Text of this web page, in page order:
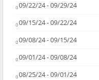
09/22/24 - 09/29/24
09/15/24 - 09/22/24
09/08/24 - 09/15/24
09/01/24 - 09/08/24
08/25/24 - 09/01/24